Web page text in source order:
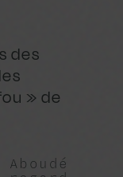
des
» de